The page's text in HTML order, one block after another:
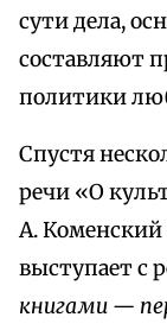
сути дела,
составляют
политики
Спустя
речи «О
А. Коменский
выступает с
книгами —